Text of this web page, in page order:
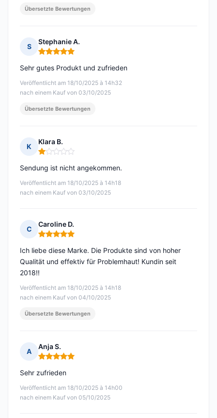
Übersetzte Bewertungen
S
Stephanie A.
Hinweis: 5 von 5
Veröffentlicht am 18/10/2025 à 14h32
nach einem Kauf von 03/10/2025
Sehr gutes Produkt und zufrieden
Übersetzte Bewertungen
K
Klara B.
Hinweis: 1 von 5
Veröffentlicht am 18/10/2025 à 14h18
nach einem Kauf von 03/10/2025
Sendung ist nicht angekommen.
C
Caroline D.
Hinweis: 5 von 5
Veröffentlicht am 18/10/2025 à 14h18
nach einem Kauf von 04/10/2025
Ich liebe diese Marke. Die Produkte sind von hoher
Qualität und effektiv für Problemhaut! Kundin seit
2018!!
Übersetzte Bewertungen
A
Anja S.
Hinweis: 5 von 5
Veröffentlicht am 18/10/2025 à 14h00
nach einem Kauf von 05/10/2025
Sehr zufrieden